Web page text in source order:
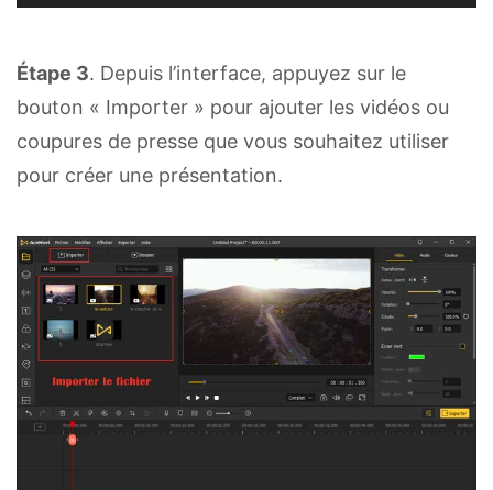
Étape 3. Depuis l’interface, appuyez sur le
bouton « Importer » pour ajouter les vidéos ou
coupures de presse que vous souhaitez utiliser
pour créer une présentation.